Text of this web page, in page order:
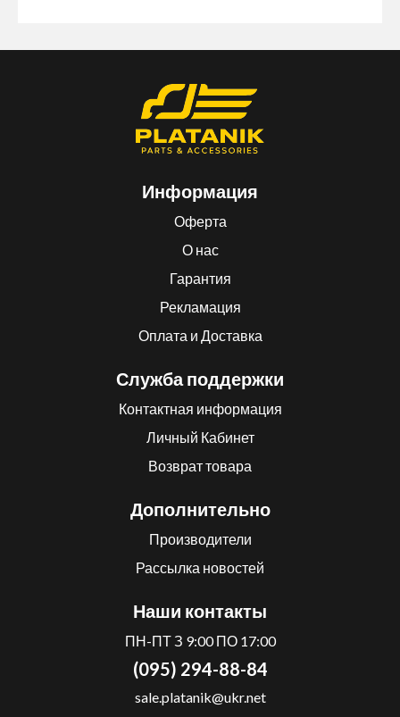
Информация
Оферта
О нас
Гарантия
Рекламация
Оплата и Доставка
Служба поддержки
Контактная информация
Личный Кабинет
Возврат товара
Дополнительно
Производители
Рассылка новостей
Наши контакты
ПН-ПТ З 9:00 ПО 17:00
(095) 294-88-84
sale.platanik@ukr.net